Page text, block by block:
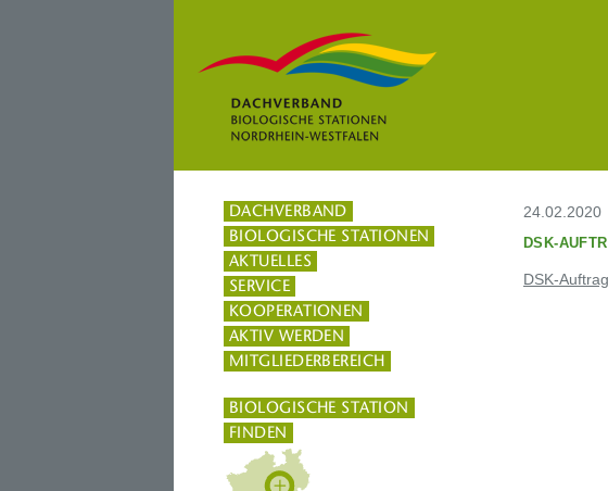
DACHVERBAND
BIOLOGISCHE STATIONEN
AKTUELLES
SERVICE
KOOPERATIONEN
AKTIV WERDEN
MITGLIEDERBEREICH
BIOLOGISCHE STATION
FINDEN
24.02.2020
DSK-
DSK-